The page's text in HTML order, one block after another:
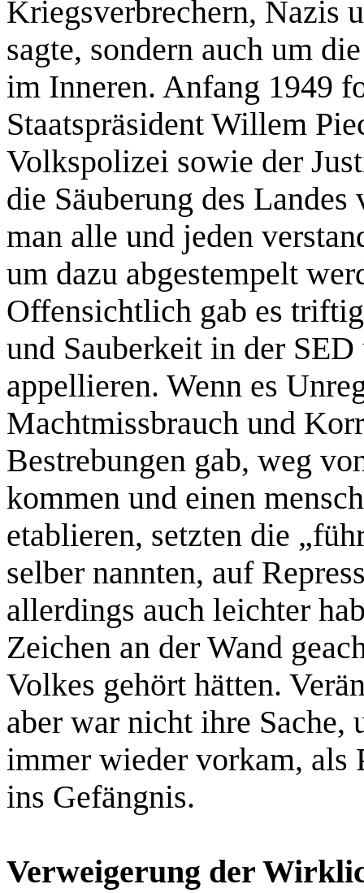
Kriegsverbrechern, Nazis
sagte, sondern auch um
im Inneren. Anfang 1949
Staatspräsident Willem
Volkspolizei sowie der
die Säuberung des
man alle und jeden
um dazu abgestempelt
Offensichtlich gab es
und Sauberkeit in der
appellieren. Wenn es
Machtmissbrauch und
Bestrebungen gab, weg
kommen und einen
etablieren, setzten die
selber nannten, auf
allerdings auch leichter
Zeichen an der Wand
Volkes gehört hätten.
aber war nicht ihre Sache,
immer wieder vorkam, als
ins Gefängnis.
Verweigerung der